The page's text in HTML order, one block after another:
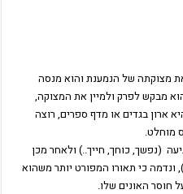
מצוקתה של הנמענת והוא מנסה
מבקש לפרק ולמיין את המצוקה,
ארון בגדים או מדף ספרים, רוצה
מוחלט.
(נפשך, כוחך, חייך..) ולאחר מכן
ונדמה כי תאורו המפורט יותר משהוא
חוסר האונים שלו.